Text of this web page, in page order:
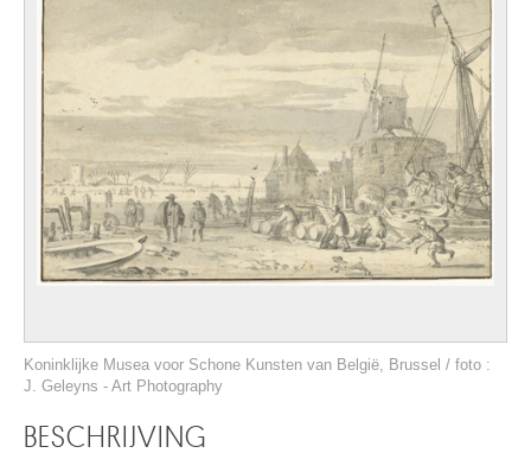
Koninklijke Musea voor Schone Kunsten van België, Brussel / foto :
J. Geleyns - Art Photography
BESCHRIJVING